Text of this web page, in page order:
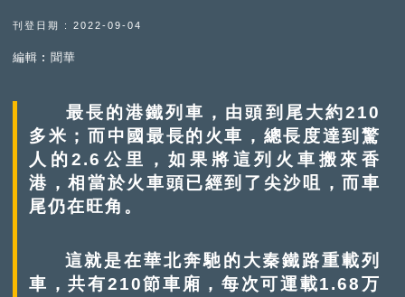
刊登日期 : 2022-09-04
編輯︰聞華
最長的港鐵列車，由頭到尾大約210
多米；而中國最長的火車，總長度達到驚
人的2.6公里，如果將這列火車搬來香
港，相當於火車頭已經到了尖沙咀，而車
尾仍在旺角。
這就是在華北奔馳的大秦鐵路重載列
車，共有210節車廂，每次可運載1.68万